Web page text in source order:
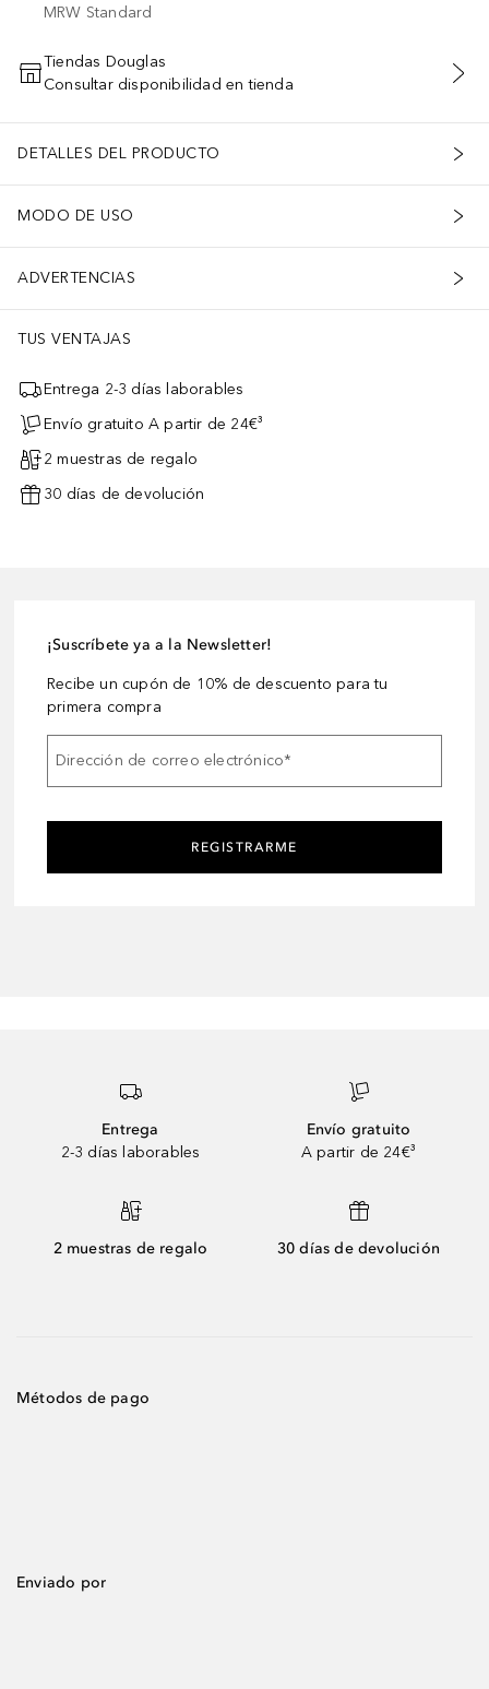
MRW Standard
AÑADIR AL CARRITO
Tiendas Douglas
Consultar disponibilidad en tienda
DETALLES DEL PRODUCTO
MODO DE USO
ADVERTENCIAS
TUS VENTAJAS
Entrega 2-3 días laborables
Envío gratuito A partir de 24€³
2 muestras de regalo
30 días de devolución
¡Suscríbete ya a la Newsletter!
Recibe un cupón de 10% de descuento para tu
primera compra
Dirección de correo electrónico*
REGISTRARME
Entrega
2-3 días laborables
Envío gratuito
A partir de 24€³
2 muestras de regalo 30 días de devolución
Métodos de pago
Enviado por